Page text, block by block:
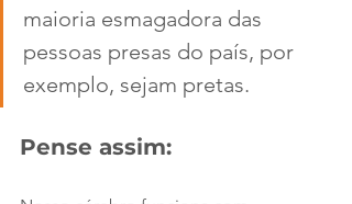
maioria esmagadora das
pessoas presas do país, por
exemplo, sejam pretas.
Pense assim: